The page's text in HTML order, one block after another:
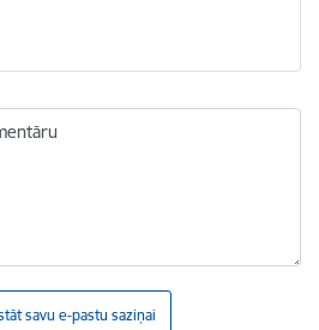
savu e-pastu saziņai